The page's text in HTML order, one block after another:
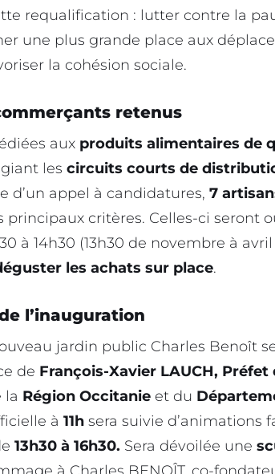
requalification : lutter contre la
une plus grande place aux
la cohésion sociale.
retenus
aux produits alimentaires de
les circuits courts de
d’un appel à candidatures, 7
principaux critères. Celles-ci seront
à 14h30 (13h30 de novembre à
les achats sur place.
l’inauguration
jardin public Charles Benoît
de François-Xavier LAUCH, Préfet
la Région Occitanie et du
à 11h sera suivie d’animations
13h30 à 16h30. Sera dévoilée une